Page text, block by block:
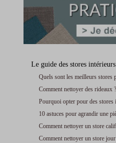
Le guide des stores intérieurs
Quels sont les meilleurs stores
Comment nettoyer des rideaux ?
Pourquoi opter pour des stores
10 astuces pour agrandir une
Comment nettoyer un store
Comment nettoyer un store